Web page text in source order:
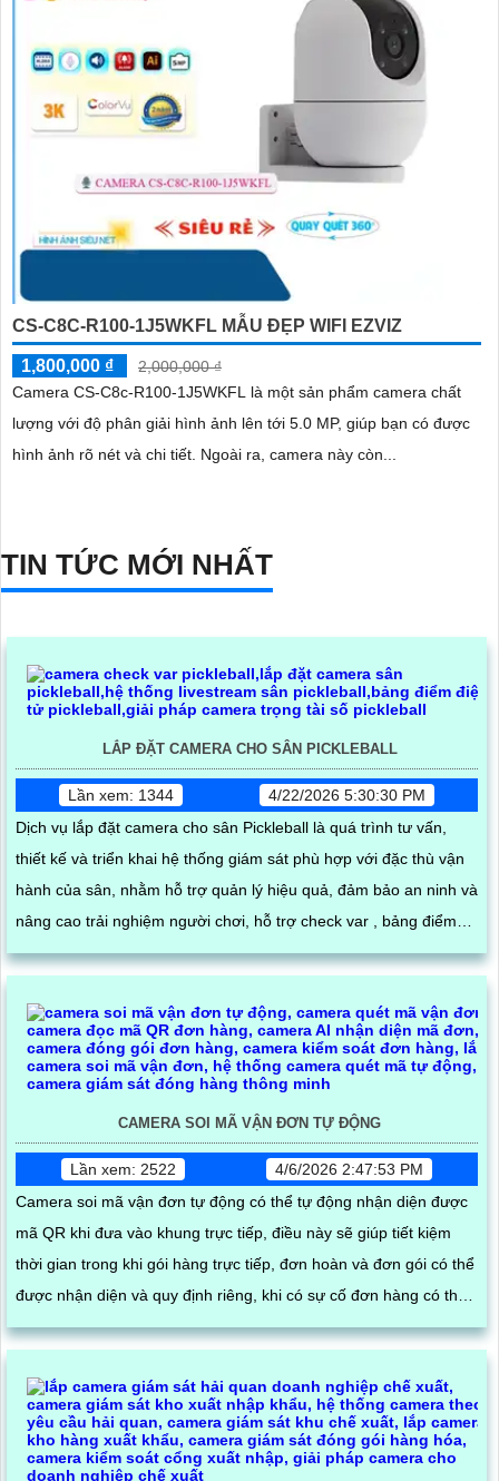
CS-C8C-R100-1J5WKFL MẪU ĐẸP WIFI EZVIZ
1,800,000 ₫
2,000,000 ₫
Camera CS-C8c-R100-1J5WKFL là một sản phẩm camera chất
lượng với độ phân giải hình ảnh lên tới 5.0 MP, giúp bạn có được
hình ảnh rõ nét và chi tiết. Ngoài ra, camera này còn...
TIN TỨC MỚI NHẤT
LẮP ĐẶT CAMERA CHO SÂN PICKLEBALL
Lần xem: 1344
4/22/2026 5:30:30 PM
Dịch vụ lắp đặt camera cho sân Pickleball là quá trình tư vấn,
thiết kế và triển khai hệ thống giám sát phù hợp với đặc thù vận
hành của sân, nhằm hỗ trợ quản lý hiệu quả, đảm bảo an ninh và
nâng cao trải nghiệm người chơi, hỗ trợ check var , bảng điểm
online , livestream youtube facebook
CAMERA SOI MÃ VẬN ĐƠN TỰ ĐỘNG
Lần xem: 2522
4/6/2026 2:47:53 PM
Camera soi mã vận đơn tự động có thể tự động nhận diện được
mã QR khi đưa vào khung trực tiếp, điều này sẽ giúp tiết kiệm
thời gian trong khi gói hàng trực tiếp, đơn hoàn và đơn gói có thể
được nhận diện và quy định riêng, khi có sự cố đơn hàng có thể
tìm kiếm đơn đó và tải video trực tiếp về máy tính của mình kiếu